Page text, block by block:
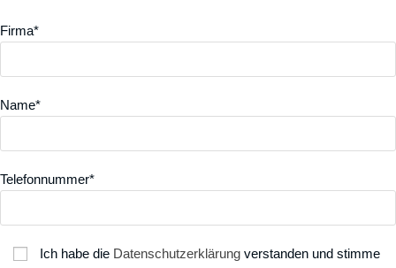
Firma*
Name*
Telefonnummer*
Ich habe die Datenschutzerklärung verstanden und stimme